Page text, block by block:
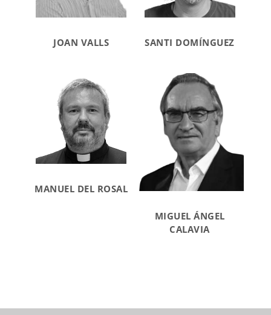
JOAN VALLS SANTI DOMÍNGUEZ
MANUEL DEL ROSAL
MIGUEL ÁNGEL
CALAVIA